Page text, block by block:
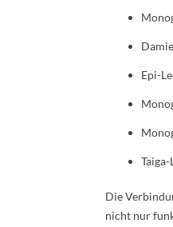
Epi-
Die
nicht nur